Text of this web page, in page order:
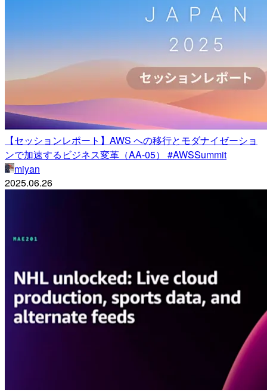
【セッションレポート】AWS への移行とモダナイゼーショ
ンで加速するビジネス変革（AA-05） #AWSSummit
miyan
2025.06.26